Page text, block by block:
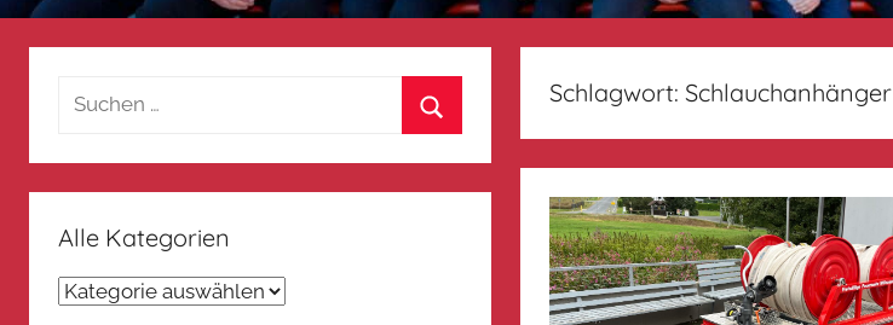
Schlagwort: Schlauchanhänger
Suchen
Alle Kategorien
Alle